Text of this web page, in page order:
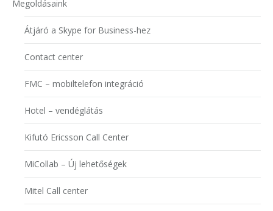
Megoldásaink
Átjáró a Skype for Business-hez
Contact center
FMC – mobiltelefon integráció
Hotel – vendéglátás
Kifutó Ericsson Call Center
MiCollab – Új lehetőségek
Mitel Call center